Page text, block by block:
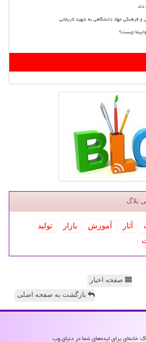
و فرهنگی جهاد دانشگاهی به شهید لاریجانی
چیست؟
بلاگ
آثار آموزش بازار
تولید
صفحه اخبار
بازگشت به صفحه اصلی
خانه‌ای برای ایده‌های شما در دنیای وب